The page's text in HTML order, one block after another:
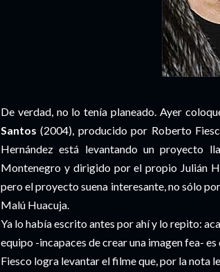
De verdad, no lo tenía planeado. Ayer
Santos (2004), producido por Roberto
Hernández está levantando un proyecto
Montenegro y dirigido por el propio Julián
pero el proyecto suena interesante, no sólo
Malú Huacuja.
Ya lo había escrito antes por ahí y lo repito:
equipo -incapaces de crear una imagen fea-
Fiesco logra levantar el filme que, por la nota